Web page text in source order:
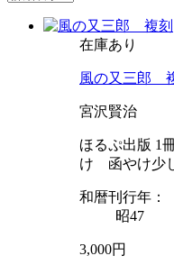
在庫あり
風の又三郎
宮沢賢治
ほるぷ出版 1
け 函やけ少
和暦刊行年：
昭47
3,000円